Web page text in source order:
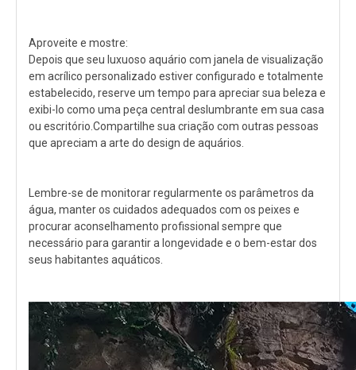
Aproveite e mostre:
Depois que seu luxuoso aquário com janela de visualização
em acrílico personalizado estiver configurado e totalmente
estabelecido, reserve um tempo para apreciar sua beleza e
exibi-lo como uma peça central deslumbrante em sua casa
ou escritório.Compartilhe sua criação com outras pessoas
que apreciam a arte do design de aquários.
Lembre-se de monitorar regularmente os parâmetros da
água, manter os cuidados adequados com os peixes e
procurar aconselhamento profissional sempre que
necessário para garantir a longevidade e o bem-estar dos
seus habitantes aquáticos.